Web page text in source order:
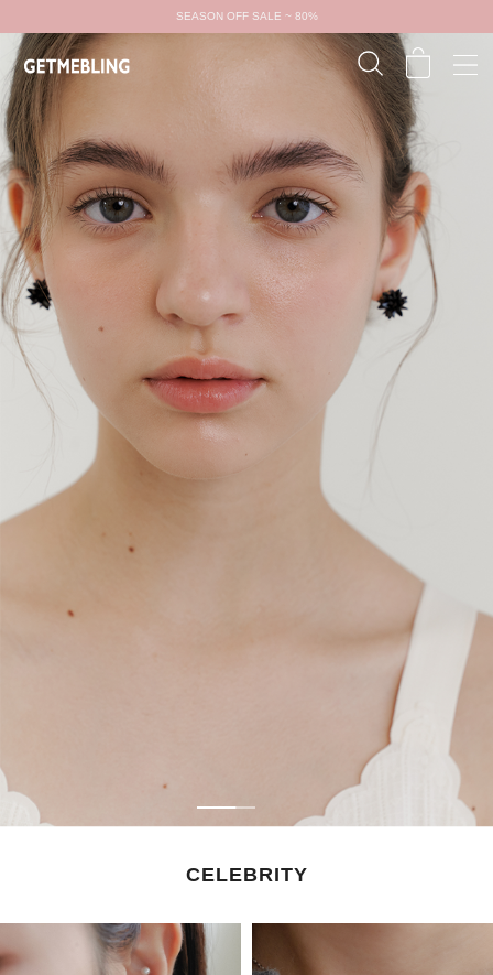
SEASON OFF SALE ~ 80%
CELEBRITY